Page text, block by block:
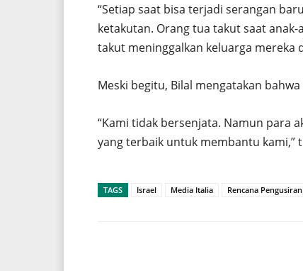
“Setiap saat bisa terjadi serangan
ketakutan. Orang tua takut saat
takut meninggalkan keluarga mereka
Meski begitu, Bilal mengatakan
“Kami tidak bersenjata. Namun para
yang terbaik untuk membantu kami,”
TAGS Israel Media Italia Rencana